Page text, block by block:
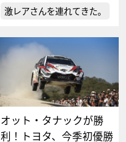
激レアさんを連れてきた。
オット・タナックが勝
利！トヨタ、今季初優勝